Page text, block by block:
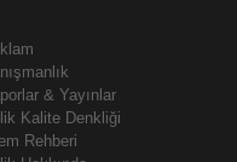
& Yayınlar
Kalite Denkliği
Rehberi